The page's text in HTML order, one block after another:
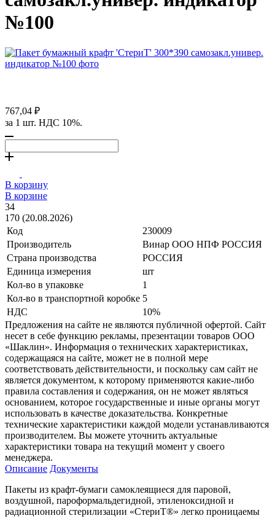
№100
767,04 ₽
за 1 шт. НДС 10%.
В корзину
В корзине
34
170 (20.08.2026)
Код
230009
Производитель
Винар ООО НПФ РОССИЯ
Страна производства
РОССИЯ
Единица измерения
шт
Кол-во в упаковке
1
Кол-во в транспортной коробке 5
НДС
10%
Предложения на сайте не являются публичной офертой. Сайт
несет в себе функцию рекламы, презентации товаров ООО
«Шаклин». Информация о технических характеристиках,
содержащаяся на сайте, может не в полной мере
соответствовать действительности, и поскольку сам сайт не
является документом, к которому применяются какие-либо
правила составления и содержания, он не может являться
основанием, которое государственные и иные органы могут
использовать в качестве доказательства. Конкретные
технические характеристики каждой модели устанавливаются
производителем. Вы можете уточнить актуальные
характеристики товара на текущий момент у своего
менеджера.
Описание Документы
Пакеты из крафт-бумаги самоклеящиеся для паровой,
воздушной, пароформальдегидной, этиленоксидной и
радиационной стерилизации «СтериТ®» легко проницаемы